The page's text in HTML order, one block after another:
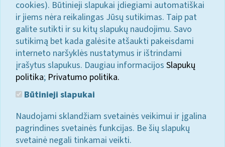
cookies). Būtinieji slapukai įdiegiami automatiškai
ir jiems nėra reikalingas Jūsų sutikimas. Taip pat
galite sutikti ir su kitų slapukų naudojimu. Savo
sutikimą bet kada galėsite atšaukti pakeisdami
interneto naršyklės nustatymus ir ištrindami
įrašytus slapukus. Daugiau informacijos Slapukų
politika; Privatumo politika.
Būtinieji slapukai
Naudojami sklandžiam svetainės veikimui ir įgalina
pagrindines svetainės funkcijas. Be šių slapukų
svetainė negali tinkamai veikti.